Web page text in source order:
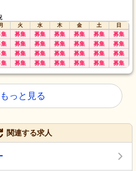
火 水 木 金 土
日
募集 募集 募集 募集 募集 募集
募集 募集 募集 募集 募集 募集
募集 募集 募集 募集 募集 募集
募集 募集 募集 募集 募集 募集
もっと見る
関連する求人